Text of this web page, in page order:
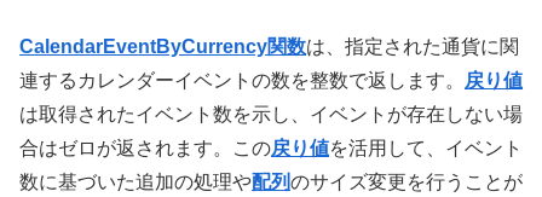
CalendarEventByCurrency関数は、指定された通貨に関
連するカレンダーイベントの数を整数で返します。 戻り値
は取得されたイベント数を示し、イベントが存在しない場
合はゼロが返されます。この戻り値を活用して、イベント
数に基づいた追加の処理や配列のサイズ変更を行うことが